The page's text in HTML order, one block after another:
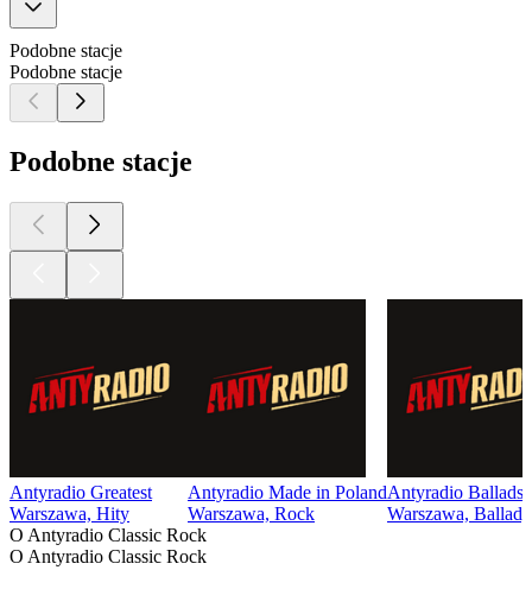
Podobne stacje
Podobne stacje
Podobne stacje
Antyradio Greatest
Warszawa, Hity
Antyradio Made in Poland
Warszawa, Rock
Antyradio Ballads
Warszawa, Ballady
O Antyradio Classic Rock
O Antyradio Classic Rock